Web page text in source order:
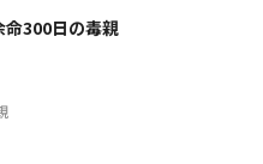
命300日の毒親